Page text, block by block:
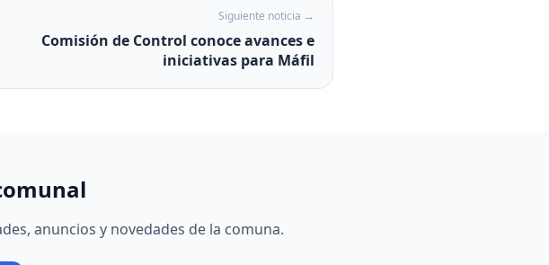
Siguiente noticia →
Comisión de Control conoce avances e
iniciativas para Máfil
anuncios y novedades de la comuna.